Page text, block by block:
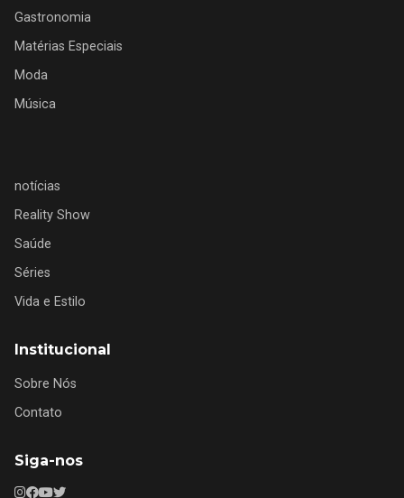
Gastronomia
Matérias Especiais
Moda
Música
notícias
Reality Show
Saúde
Séries
Vida e Estilo
Institucional
Sobre Nós
Contato
Siga-nos